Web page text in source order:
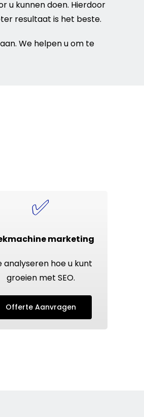
u kunnen doen. Hierdoor
resultaat is het beste.
We helpen u om te
✅
marketing
analyseren hoe u kunt
groeien met SEO.
Offerte Aanvragen